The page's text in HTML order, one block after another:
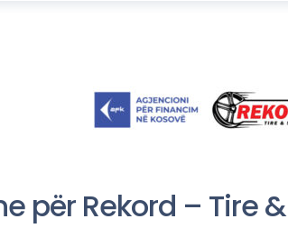
për Rekord – Tire